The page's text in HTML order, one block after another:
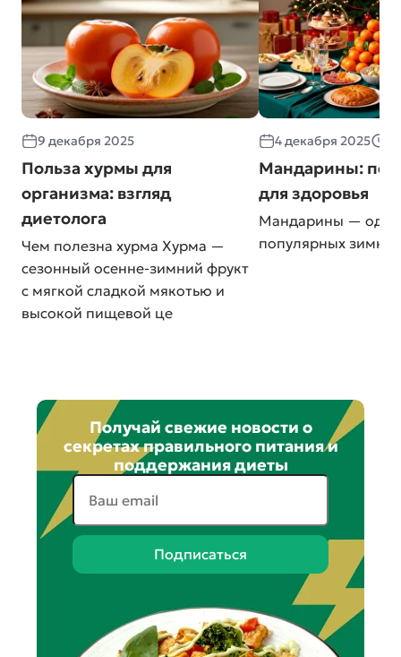
9 декабря 2025
Польза хурмы для
организма: взгляд
диетолога
Чем полезна хурма Хурма —
сезонный осенне-зимний фрукт
с мягкой сладкой мякотью и
высокой пищевой це
4 декабря 2025
Мандарины:
для здоровья
Мандарины — один
популярных
Получай свежие новости о
секретах правильного питания и
поддержания диеты
Подписаться